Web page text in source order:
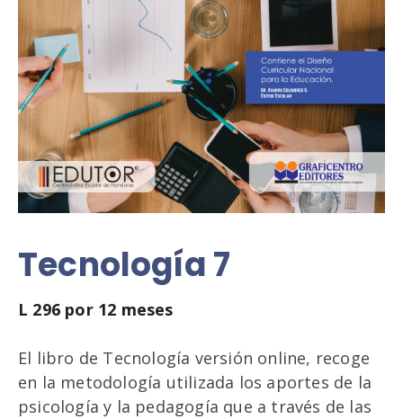
Tecnología 7
L 296 por 12 meses
El libro de Tecnología versión online, recoge
en la metodología utilizada los aportes de la
psicología y la pedagogía que a través de las